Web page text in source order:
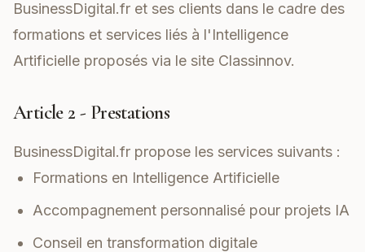
BusinessDigital.fr et ses clients dans le cadre des
formations et services liés à l'Intelligence
Artificielle proposés via le site Classinnov.
Article 2 - Prestations
BusinessDigital.fr propose les services suivants :
Formations en Intelligence Artificielle
Accompagnement personnalisé pour projets IA
Conseil en transformation digitale